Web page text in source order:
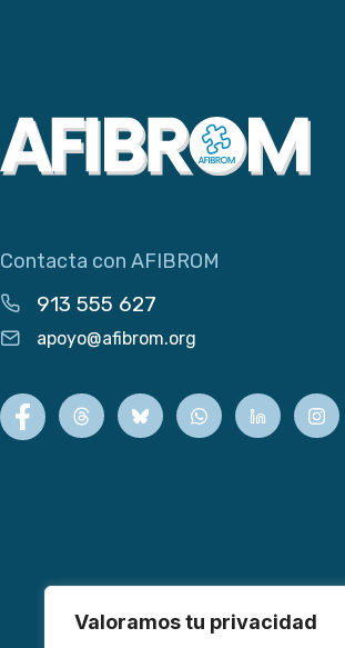
Valoramos tu privacidad
Contacta con AFIBROM
913 555 627
apoyo@afibrom.org